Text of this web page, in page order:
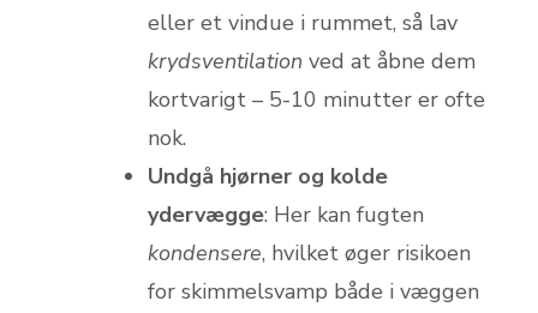
eller et vindue i rummet, så lav
krydsventilation ved at åbne dem
kortvarigt – 5-10 minutter er ofte
nok.
Undgå hjørner og kolde
ydervægge: Her kan fugten
kondensere, hvilket øger risikoen
for skimmelsvamp både i væggen